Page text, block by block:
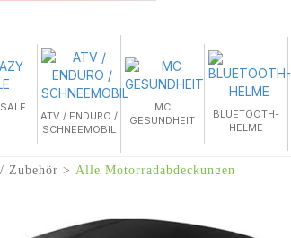
ATV / ENDURO /
SCHNEEMOBIL
MC
GESUNDHEIT
BLUETOOTH-
HELME
Zubehör Alle Motorradabdeckungen